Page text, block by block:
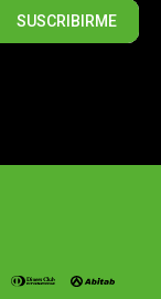
SUSCRIBIRME